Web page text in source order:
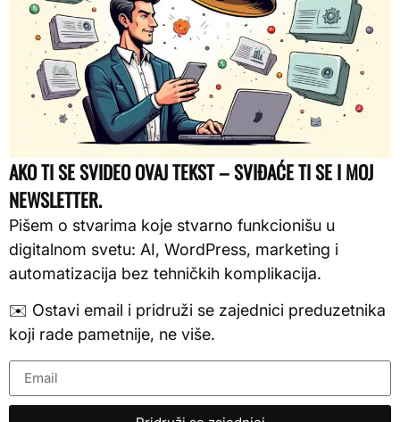
AKO TI SE SVIDEO OVAJ TEKST – SVIĐAĆE TI SE I MOJ
NEWSLETTER.
Pišem o stvarima koje stvarno funkcionišu u
digitalnom svetu: AI, WordPress, marketing i
automatizacija bez tehničkih komplikacija.
✉️ Ostavi email i pridruži se zajednici preduzetnika
koji rade pametnije, ne više.